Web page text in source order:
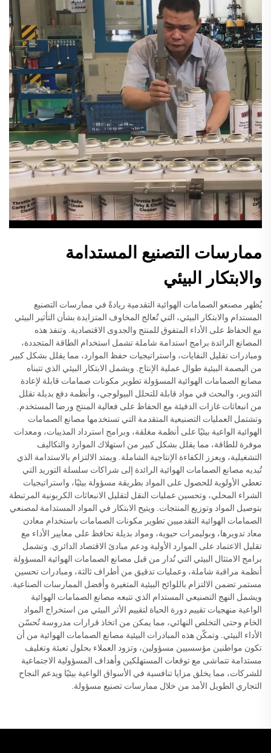
ممارسات التصنيع المستدامة
والابتكار البيئي
يُظهر مصنعو الصمامات الهوائية التقدمية ريادةً في ممارسات التصنيع
المستدام والابتكار البيئي، التي تُعالج المخاوف المتزايدة بشأن التأثير البيئي
مع الحفاظ على الأداء المتفوق للمنتج والجدوى الاقتصادية. وتنفذ هذه
المصانع الرائدة برامج استدامة شاملة تشمل استخدام الطاقة المتجددة،
ومبادرات تقليل النفايات، واستراتيجيات حفظ الموارد، مما يقلل بشكل كبير
من البصمة البيئية طوال عملية الإنتاج. ويشمل الابتكار البيئي الذي تتبناه
مصانع الصمامات الهوائية المسؤولة تطوير مكونات صمامات قابلة لإعادة
التدوير، والبحث في مواد قابلة للتحلل البيولوجي، وأنظمة دفع بديلة تقلل
من انبعاثات غازات الدفيئة مع الحفاظ على فعالية المنتج ورضا المستخدم.
وتشتمل العمليات التصنيعية المتقدمة التي تستخدمها مصانع الصمامات
الهوائية الواعية بيئيًا على أنظمة مغلقة، وبرامج استرداد المذيبات، ومعدات
موفرة للطاقة، مما يقلل بشكل كبير من استهلاك الموارد والتكاليف
التشغيلية، ويعزز الكفاءة الإنتاجية الشاملة. ويمتد الالتزام بالاستدامة الذي
تُبديه مصانع الصمامات الهوائية الرائدة إلى شراكات سلسلة التوريد التي
تعطي الأولوية للحصول على المواد بطريقة مسؤولة بيئيًا، واستراتيجيات
الشراء المحلي، وتحسين عمليات النقل لتقليل الانبعاثات الكربونية المرتبطة
بتوصيل المواد وتوزيع المنتجات. ويتيح الابتكار في المواد المستدامة لمصنعي
الصمامات الهوائية التقدميين تطوير مكونات الصمامات باستخدام معادن
معاد تدويرها، وبوليمرات حيوية، ومواد بديلة تحافظ على معايير الأداء مع
تقليل الاعتماد على الموارد الأولية ودعم مبادئ الاقتصاد الدائري. وتشمل
برامج الامتثال البيئي التي تُدار من قبل مصانع الصمامات الهوائية المسؤولة
أنظمة مراقبة شاملة، وعمليات تدقيق من أطراف ثالثة، ومبادرات تحسين
مستمر تضمن الالتزام باللوائح البيئية المتغيرة وأفضل الممارسات الصناعية.
ويشمل النهج التصنيعي المستدام الذي تتبعه مصانع الصمامات الهوائية
الواعية منهجيات تقييم دورة الحياة لتقييم الأثر البيئي من استخراج المواد
الخام وحتى التخلص النهائي، مما يمكن من اتخاذ قرارات مدروسة تُحسّن
الأداء البيئي. وتمكّن هذه المبادرات البيئية مصانع الصمامات الهوائية من أن
تكون مواطنين مؤسسيين مسؤولين، وتزود العملاء بحلول تعبئة وتغليف
مستدامة تتماشى مع توقعات المستهلكين وأهداف المسؤولية الاجتماعية
للشركات، مما يخلق مزايا تنافسية في الأسواق الواعية بيئيًا ويدعم النجاح
التجاري الطويل الأمد من خلال ممارسات تصنيع مسؤولة.